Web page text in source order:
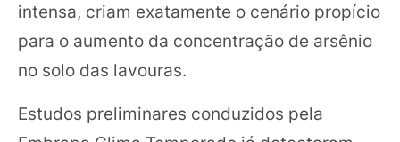
intensa, criam exatamente o cenário propício
para o aumento da concentração de arsênio
no solo das lavouras.
Estudos preliminares conduzidos pela